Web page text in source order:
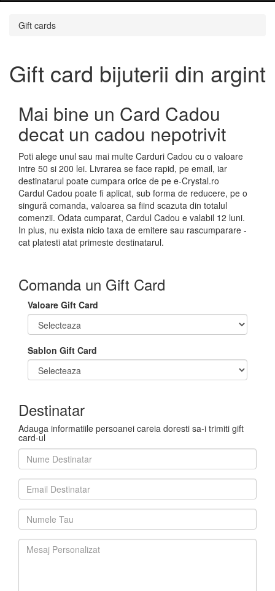
Gift cards
Gift card bijuterii din argint
Mai bine un Card Cadou
decat un cadou nepotrivit
Poti alege unul sau mai multe Carduri Cadou cu o valoare
intre 50 si 200 lei. Livrarea se face rapid, pe email, iar
destinatarul poate cumpara orice de pe e-Crystal.ro
Cardul Cadou poate fi aplicat, sub forma de reducere, pe o
singură comanda, valoarea sa fiind scazuta din totalul
comenzii. Odata cumparat, Cardul Cadou e valabil 12 luni.
In plus, nu exista nicio taxa de emitere sau rascumparare -
cat platesti atat primeste destinatarul.
Comanda un Gift Card
Valoare Gift Card
Sablon Gift Card
Destinatar
Adauga informatiile persoanei careia doresti sa-i trimiti gift
card-ul